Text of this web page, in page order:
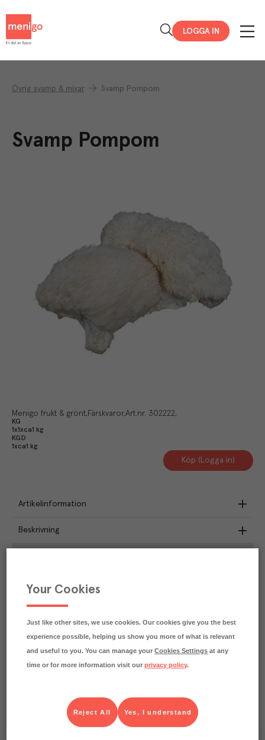
LOGGA IN
Övrig svamp & mixar Svamp Pompom
Svamp Pompom
Menigo frukt & grönt Färskvaror Art.nr. 302222
KG
1x1xca1 kg
KGD
1xca1 kg
Köp (Logga in)
Artikelinformation
Beskrivning
Varje kilo av varan påverkar klimatet motsvarande
utsläppen av 0.6 kg koldioxid.
Läs mer om hur vi beräknar klimatavtryck
Your Cookies
Just like other sites, we use cookies. Our cookies give you the best
experience possible, helping us show you more of what is relevant
and useful to you. You can manage yourCookies Settings at any
time or for more information visit ourprivacy policy.
Yes, I understand
Reject All